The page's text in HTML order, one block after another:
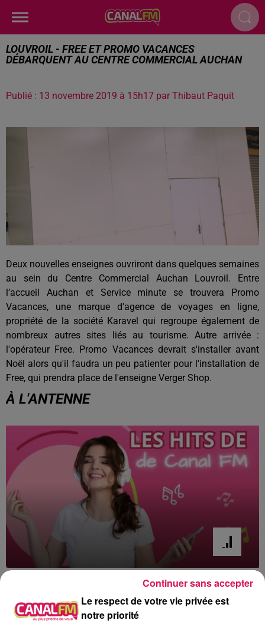
LOUVROIL - FREE ET PROMO VACANCES
DÉBARQUENT AU CENTRE COMMERCIAL AUCHAN
Publié : 13 novembre 2019 à 15h17 par Thibaut Paquit
Deux nouvelles enseignes ouvriront dans quelques semaines
au sein du Centre Commercial Auchan Louvroil. Entre
l’accueil Auchan et Service minute se trouvera Promo
Vacances, une marque d'agence de voyages en ligne,
propriété de la société Karavel qui regroupe également de
nombreux autres sites liés au tourisme. Autre arrivée :
l'opérateur Free. Promo Vacances devrait s'installer avant
Noël alors qu'il faudra un peu patienter pour l'installation de
Free, qui prendra place de l'enseigne Verger Shop.
À L'ANTENNE
Le respect de votre vie privée est
notre priorité
Continuer sans accepter